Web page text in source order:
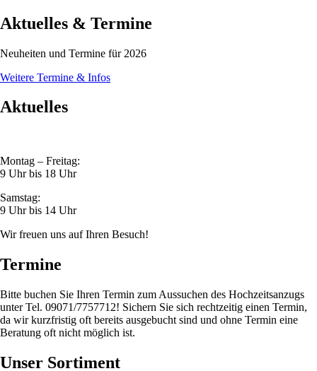
Aktuel­les & Termine
Neuheiten und Termine für 2026
Weitere Termine & Infos
Aktuel­les
Montag – Freitag:
9 Uhr bis 18 Uhr
Samstag:
9 Uhr bis 14 Uhr
Wir freuen uns auf Ihren Besuch!
Termine
Bitte buchen Sie Ihren Termin zum Aussuchen des Hochzeitsanzugs
unter Tel. 09071/7757712! Sichern Sie sich rechtzeitig einen Termin,
da wir kurzfristig oft bereits ausgebucht sind und ohne Termin eine
Beratung oft nicht möglich ist.
Unser Sortiment